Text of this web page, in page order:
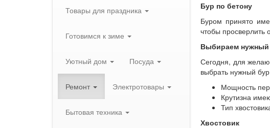
Товары для праздника
Готовимся к зиме
Уютный дом Посуда
Ремонт Электротовары
Бытовая техника
Бур по бетону
Буром принято
чтобы просверлить
Выбираем нужный
Сегодня, для
выбрать нужный
Мощность
Крутизна
Тип
Хвостовик